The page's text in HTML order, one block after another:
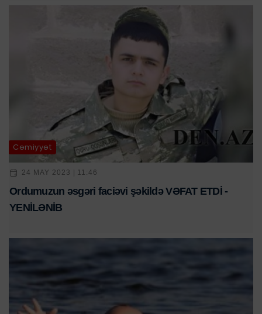
Cəmiyyət
24 MAY 2023 | 11:46
Ordumuzun əsgəri faciəvi şəkildə VƏFAT ETDİ -
YENİLƏNİB